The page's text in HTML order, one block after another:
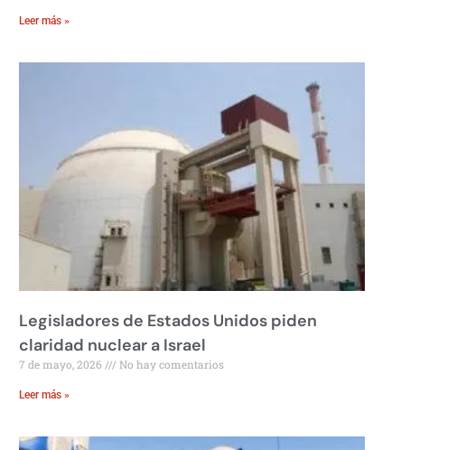
Leer más »
Legisladores de Estados Unidos piden
claridad nuclear a Israel
7 de mayo, 2026 No hay comentarios
Leer más »